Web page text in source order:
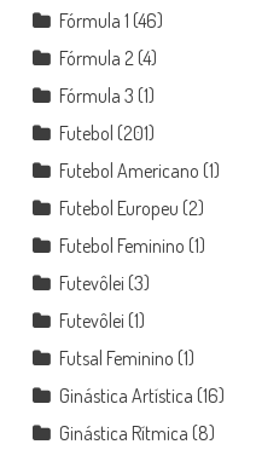
Fórmula 1 (46)
Fórmula 2 (4)
Fórmula 3 (1)
Futebol (201)
Futebol Americano (1)
Futebol Europeu (2)
Futebol Feminino (1)
Futevôlei (3)
Futevôlei (1)
Futsal Feminino (1)
Ginástica Artística (16)
Ginástica Rítmica (8)